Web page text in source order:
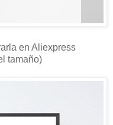
en Aliexpress
tamaño)